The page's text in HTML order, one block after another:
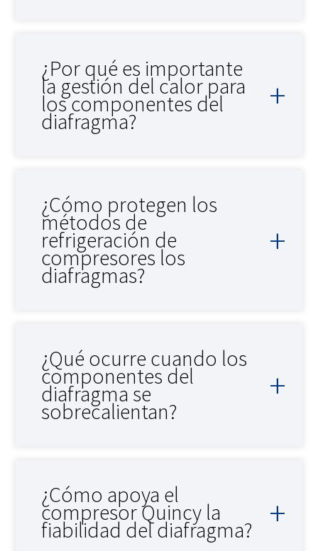
¿Por qué es importante
la gestión del calor para
los componentes del
diafragma?
¿Cómo protegen los
métodos de
refrigeración de
compresores los
diafragmas?
¿Qué ocurre cuando los
componentes del
diafragma se
sobrecalientan?
¿Cómo apoya el
compresor Quincy la
fiabilidad del diafragma?